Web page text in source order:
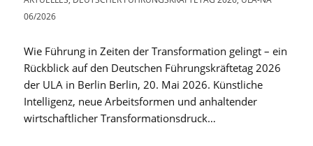
06/2026
Wie Führung in Zeiten der Transformation gelingt – ein
Rückblick auf den Deutschen Führungskräftetag 2026
der ULA in Berlin Berlin, 20. Mai 2026. Künstliche
Intelligenz, neue Arbeitsformen und anhaltender
wirtschaftlicher Transformationsdruck…